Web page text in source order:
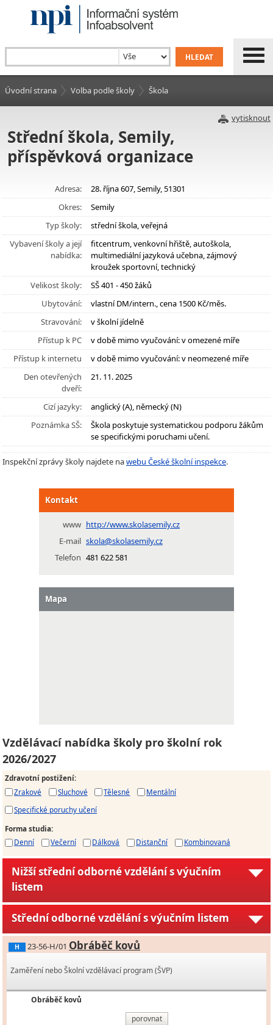
Úvodní strana Volba podle školy Škola
vytisknout
Střední škola, Semily,
příspěvková organizace
Adresa:
28. října 607, Semily, 51301
Okres:
Semily
Typ školy:
střední škola, veřejná
Vybavení školy a její
nabídka:
fitcentrum, venkovní hřiště, autoškola,
multimediální jazyková učebna, zájmový
kroužek sportovní, technický
Velikost školy:
SŠ 401 - 450 žáků
Ubytování:
vlastní DM/intern., cena 1500 Kč/měs.
Stravování:
v školní jídelně
Přístup k PC
v době mimo vyučování: v omezené míře
Přístup k internetu
v době mimo vyučování: v neomezené míře
Den otevřených
dveří:
21. 11. 2025
Cizí jazyky:
anglický (A), německý (N)
Poznámka SŠ:
Škola poskytuje systematickou podporu žákům
se specifickými poruchami učení.
Inspekční zprávy školy najdete nawebu České školní inspekce.
Kontakt
www http://www.skolasemily.cz
E-mail skola@skolasemily.cz
Telefon 481 622 581
Mapa
Vzdělávací nabídka školy pro školní rok
2026/2027
Zdravotní postižení:
Zrakové
Sluchové Tělesné
Mentální
Specifické poruchy učení
Forma studia:
Denní
Večerní Dálková Distanční Kombinovaná
Nižší střední odborné vzdělání s výučním
listem
Střední odborné vzdělání s výučním listem
H 23-56-H/01 Obráběč kovů
Zaměření nebo Školní vzdělávací program (ŠVP)
Obráběč kovů
porovnat